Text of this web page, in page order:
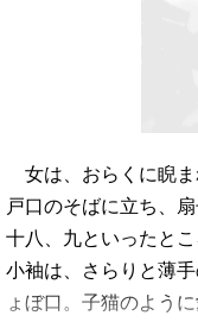
女は、おらくに睨ま
戸口のそばに立ち、
十八、九といったと
小袖は、さらりと薄
ょぼ口。子猫のよう